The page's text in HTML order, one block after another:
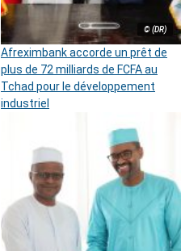
© (DR)
Afreximbank accorde un prêt de
plus de 72 milliards de FCFA au
Tchad pour le développement
industriel